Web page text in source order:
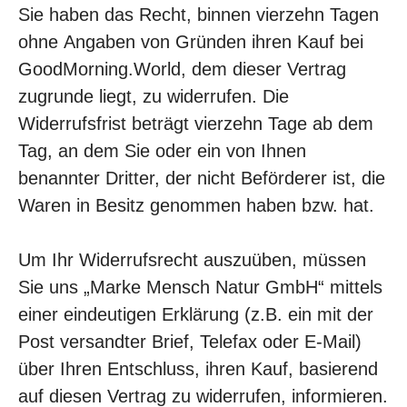
Sie haben das Recht, binnen vierzehn Tagen
ohne Angaben von Gründen ihren Kauf bei
GoodMorning.World, dem dieser Vertrag
zugrunde liegt, zu widerrufen. Die
Widerrufsfrist beträgt vierzehn Tage ab dem
Tag, an dem Sie oder ein von Ihnen
benannter Dritter, der nicht Beförderer ist, die
Waren in Besitz genommen haben bzw. hat.
Um Ihr Widerrufsrecht auszuüben, müssen
Sie uns „Marke Mensch Natur GmbH“ mittels
einer eindeutigen Erklärung (z.B. ein mit der
Post versandter Brief, Telefax oder E-Mail)
über Ihren Entschluss, ihren Kauf, basierend
auf diesen Vertrag zu widerrufen, informieren.